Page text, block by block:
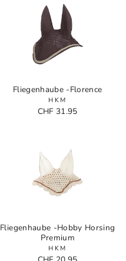
Fliegenhaube -Florence
HKM
CHF 31.95
Fliegenhaube -Hobby Horsing
Premium
HKM